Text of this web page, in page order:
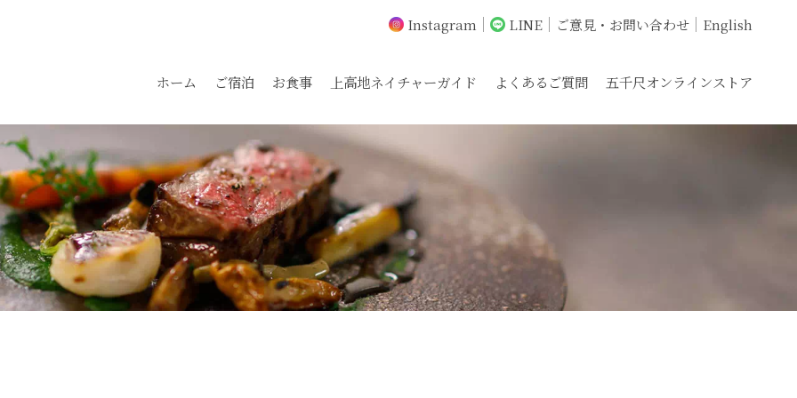
Instagram LINE ご意見・お問い合わせ English
ホーム ご宿泊 お食事 上高地ネイチャーガイド よくあるご質問 五千尺オンラインストア